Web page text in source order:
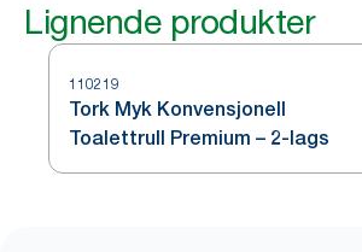
Lignende produkter
110219
Tork Myk Konvensjonell
Toalettrull Premium – 2-lags